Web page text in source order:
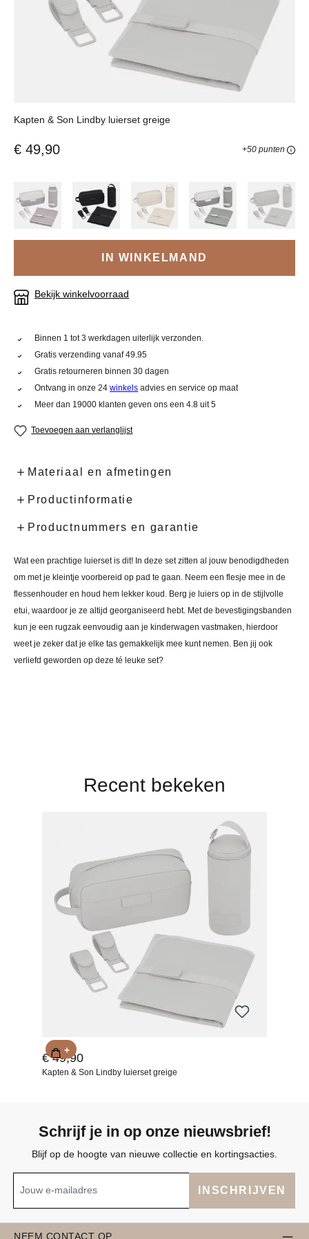
Kapten & Son Lindby luierset greige
€ 49,90 +50 punten
IN WINKELMAND
Bekijk winkelvoorraad
Binnen 1 tot 3 werkdagen uiterlijk verzonden.
Gratis verzending vanaf 49.95
Gratis retourneren binnen 30 dagen
Ontvang in onze 24winkels advies en service op maat
Meer dan 19000 klanten geven ons een 4.8 uit 5
Toevoegen aan verlanglijst
Materiaal en afmetingen
Productinformatie
Productnummers en garantie
Wat een prachtige luierset is dit! In deze set zitten al jouw benodigdheden
om met je kleintje voorbereid op pad te gaan. Neem een flesje mee in de
flessenhouder en houd hem lekker koud. Berg je luiers op in de stijlvolle
etui, waardoor je ze altijd georganiseerd hebt. Met de bevestigingsbanden
kun je een rugzak eenvoudig aan je kinderwagen vastmaken, hierdoor
weet je zeker dat je elke tas gemakkelijk mee kunt nemen. Ben jij ook
verliefd geworden op deze té leuke set?
Recent bekeken
€ 49,90
Kapten & Son Lindby luierset greige
+
Schrijf je in op onze nieuwsbrief!
Blijf op de hoogte van nieuwe collectie en kortingsacties.
INSCHRIJVEN
NEEM CONTACT OP